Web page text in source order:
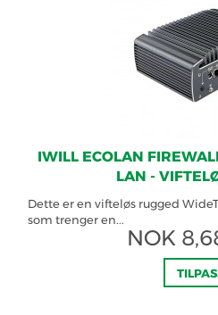
IWILL ECOLAN
LAN -
Dette er en vifteløs rugged
som trenger en...
NOK